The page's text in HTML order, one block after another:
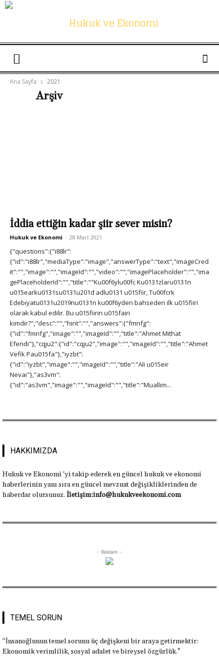
Ana Sayfa 2021
Arşiv
İddia ettiğin kadar şiir sever misin?
Hukuk ve Ekonomi - 28 Mart 2021
{"questions":{"i88lr":
{"id":"i88lr","mediaType":"image","answerType":"text","imageCred
it":"","image":"","imageId":"","video":"","imagePlaceholder":"","ima
gePlaceholderId":"","title":""Ku00f6ylu00fc Ku0131zlaru0131n
u015earku0131su0131u201d adlu0131 u015fiir, Tu00fcrk
Edebiyatu0131u2019nu0131n ku00f6yden bahseden ilk u015fiiri
olarak kabul edilir. Bu u015fiirin u015fairi
kimdir?","desc":"","hint":"","answers":{"fmnfg":
{"id":"fmnfg","image":"","imageId":"","title":"Ahmet Mithat
Efendi"},"cqju2":{"id":"cqju2","image":"","imageId":"","title":"Ahmet
Vefik Pau015fa"},"iyzbt":
{"id":"iyzbt","image":"","imageId":"","title":"Ali u015eir
Nevai"},"as3vm":
{"id":"as3vm","image":"","imageId":"","title":"Muallim...
HAKKIMIZDA
Hukuk ve Ekonomi ‘yi takip ederek en güncel hukuk ve ekonomi
haberlerinin yanı sıra en güncel mevzuat değişikliklerinden de
haberdar olursunuz. İletişim:info@hukukveekonomi.com
- Reklam -
TEMEL SORUN
“İnsanoğlunun temel sorunu üç değişkeni bir araya getirmektir:
Ekonomik verimlilik, sosyal adalet ve bireysel özgürlük.”